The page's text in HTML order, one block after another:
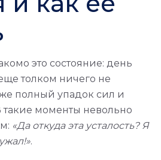
это состояние: день
толком ничего не
полный упадок сил и
моменты невольно
«Да откуда эта усталость? Я
.